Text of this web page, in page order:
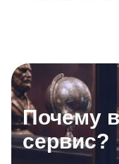
Почему
сервис?